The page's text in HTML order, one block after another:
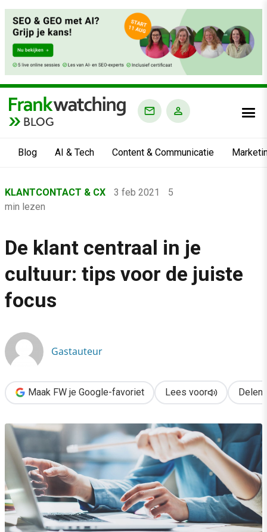
BLOG
Blog AI & Tech Content & Communicatie
›
Klantcontact & CX
›
De klant centraal in je cultuur: tips voor de juiste focus
KLANTCONTACT & CX 3 feb 2021
5
min lezen
De klant centraal in je
cultuur: tips voor de juiste
focus
Gastauteur
Maak FW je Google-favoriet Lees voor Delen